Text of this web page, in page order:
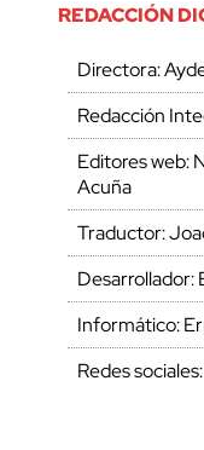
REDACCIÓN
Directora:
Redacción
Editores web:
Acuña
Traductor:
Desarrollador:
Informático:
Redes